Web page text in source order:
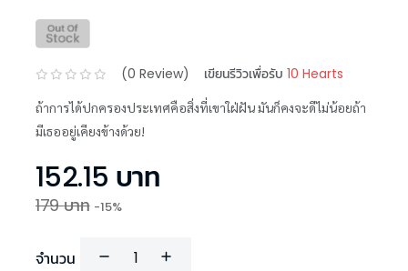
(0 Review) เขียนรีวิวเพื่อรับ 10 Hearts
ถ้าการได้ปกครองประเทศคือสิ่งที่เขาใฝ่ฝัน มันก็คงจะดีไม่น้อยถ้า
มีเธออยู่เคียงข้างด้วย!
152.15 บาท
179บาท -15%
จำนวน